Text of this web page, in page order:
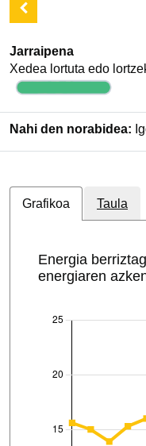
Jarraipena
Xedea lortuta edo
Nahi den norabidea:
Grafikoa Taula
Energia
energiaren